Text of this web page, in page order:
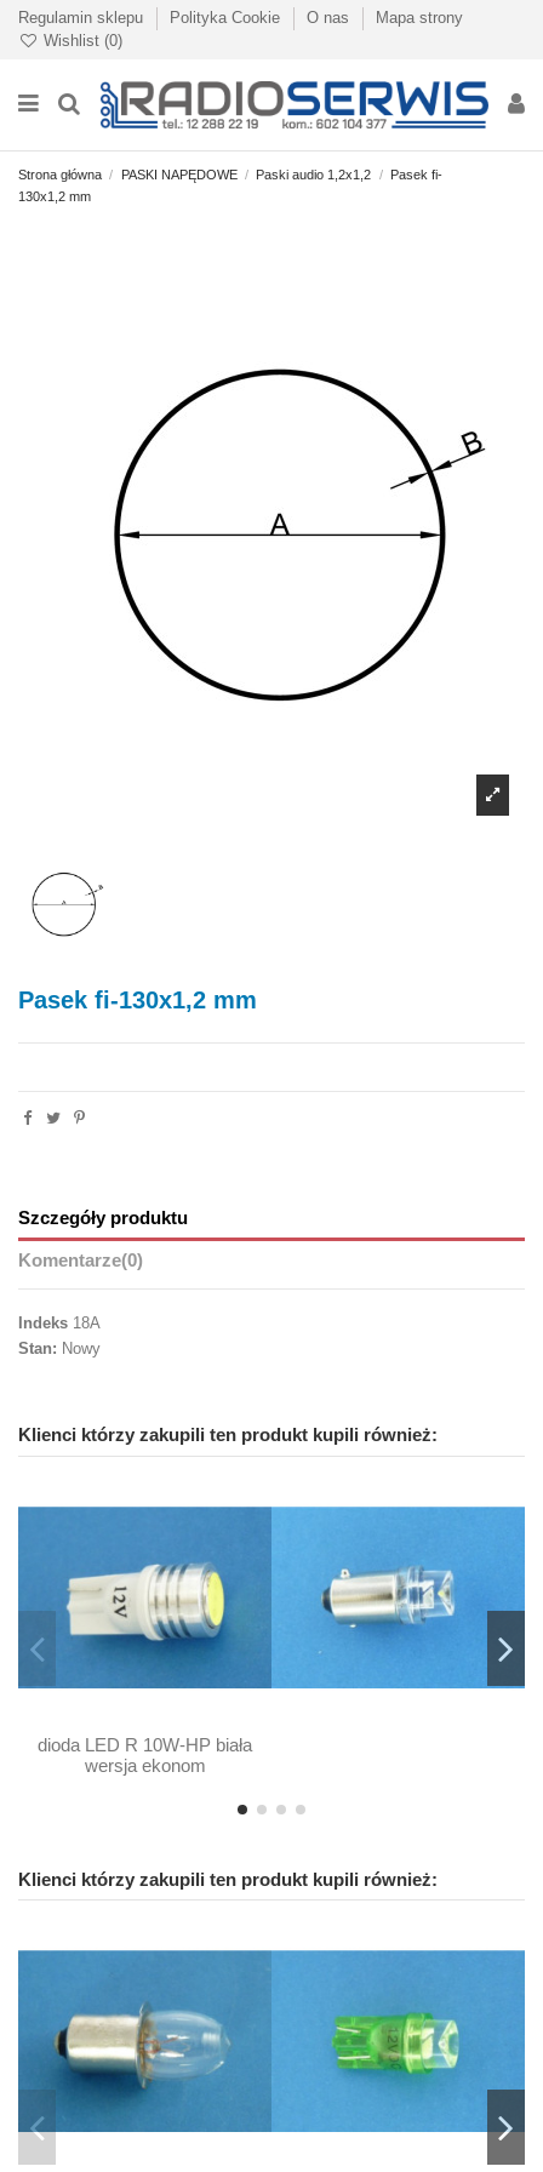
Regulamin sklepu Polityka Cookie O nas
Mapa strony
Wishlist (0)
Strona główna PASKI NAPĘDOWE Paski audio 1,2x1,2
Pasek fi-
130x1,2 mm
Pasek fi-130x1,2 mm
Szczegóły produktu
Komentarze(0)
Indeks 18A
Stan: Nowy
Klienci którzy zakupili ten produkt kupili również:
dioda LED R 10W-HP biała
wersja ekonom
Klienci którzy zakupili ten produkt kupili również: